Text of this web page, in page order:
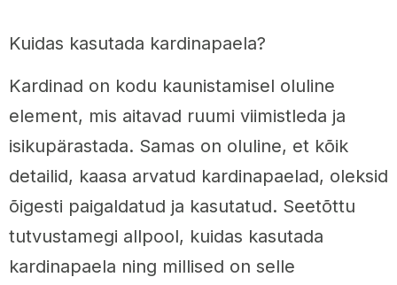
Kuidas kasutada kardinapaela?
Kardinad on kodu kaunistamisel oluline
element, mis aitavad ruumi viimistleda ja
isikupärastada. Samas on oluline, et kõik
detailid, kaasa arvatud kardinapaelad, oleksid
õigesti paigaldatud ja kasutatud. Seetõttu
tutvustamegi allpool, kuidas kasutada
kardinapaela ning millised on selle